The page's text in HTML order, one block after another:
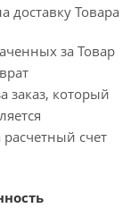
доставку Товара
за Товар
заказ, который
счет